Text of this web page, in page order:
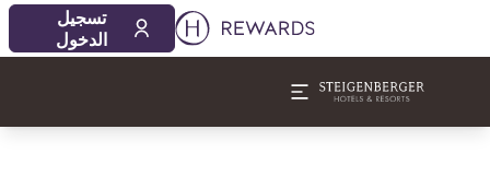
تسجيل
الدخول